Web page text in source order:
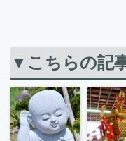
▼こちらの記